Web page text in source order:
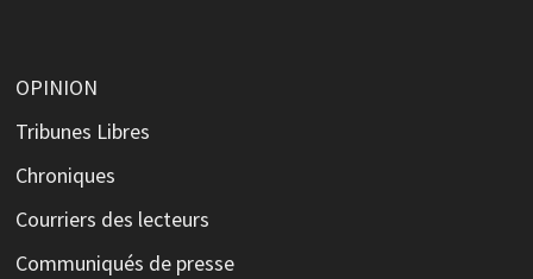
OPINION
Tribunes Libres
Chroniques
Courriers des lecteurs
Communiqués de presse